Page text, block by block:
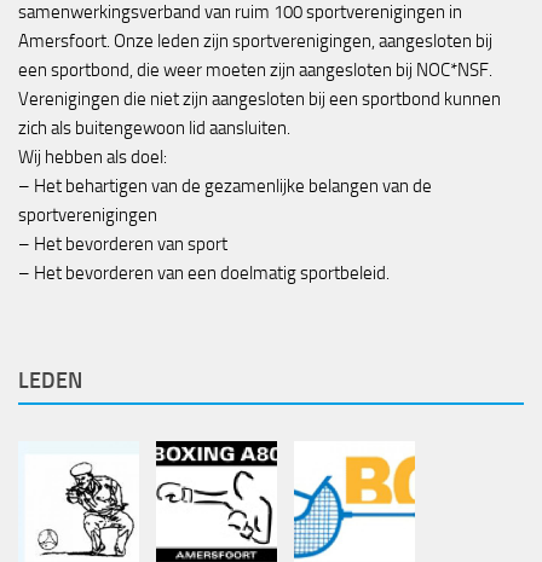
samenwerkingsverband van ruim 100 sportverenigingen in
Amersfoort. Onze leden zijn sportverenigingen, aangesloten bij
een sportbond, die weer moeten zijn aangesloten bij NOC*NSF.
Verenigingen die niet zijn aangesloten bij een sportbond kunnen
zich als buitengewoon lid aansluiten.
Wij hebben als doel:
– Het behartigen van de gezamenlijke belangen van de
sportverenigingen
– Het bevorderen van sport
– Het bevorderen van een doelmatig sportbeleid.
LEDEN